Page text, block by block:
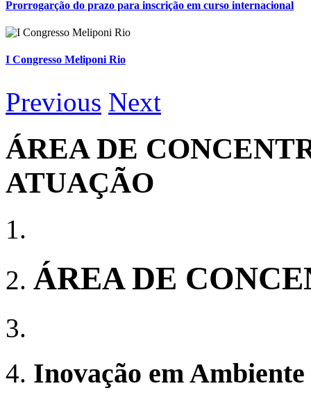
Prorrogarção do prazo para inscrição em curso internacional
I Congresso Meliponi Rio
Previous Next
ÁREA DE
ATUAÇÃO
ÁREA DE
Inovação em